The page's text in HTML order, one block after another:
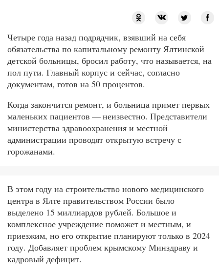
Четыре года назад подрядчик, взявший на себя
обязательства по капитальному ремонту Ялтинской
детской больницы, бросил работу, что называется, на
пол пути. Главный корпус и сейчас, согласно
документам, готов на 50 процентов.
Когда закончится ремонт, и больница примет первых
маленьких пациентов — неизвестно. Представители
министерства здравоохранения и местной
администрации проводят открытую встречу с
горожанами.
В этом году на строительство нового медицинского
центра в Ялте правительством России было
выделено 15 миллиардов рублей. Большое и
комплексное учреждение поможет и местным, и
приезжим, но его открытие планируют только в 2024
году. Добавляет проблем крымскому Минздраву и
кадровый дефицит.